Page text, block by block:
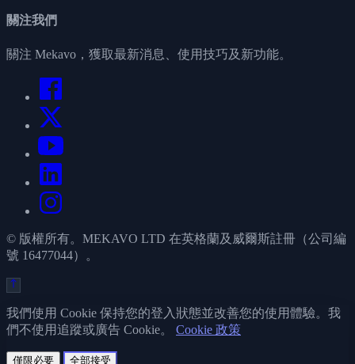
關注我們
關注 Mekavo，獲取最新消息、使用技巧及新功能。
© 版權所有。MEKAVO LTD 在英格蘭及威爾斯註冊（公司編
號 16477044）。
我們使用 Cookie 保持您的登入狀態並改善您的使用體驗。我
們不使用追蹤或廣告 Cookie。 Cookie 政策
僅限必要 全部接受